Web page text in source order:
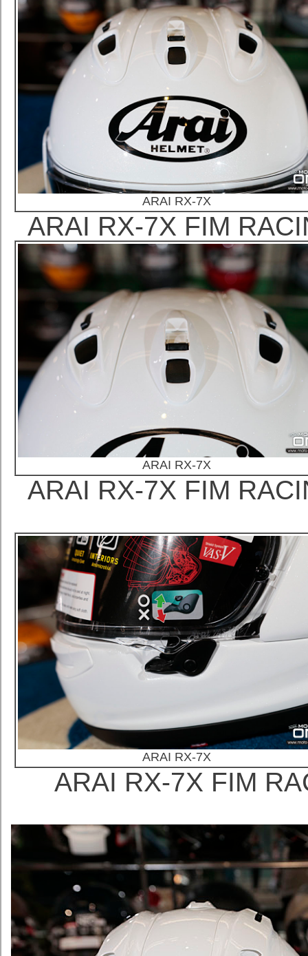
ARAI RX-7X
ARAI RX-7X FIM
ARAI RX-7X
ARAI RX-7X FIM
ARAI RX-7X
ARAI RX-7X FIM